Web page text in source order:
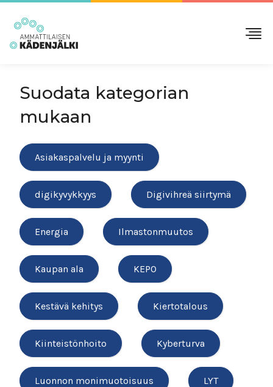
Suodata kategorian
mukaan
Asiakaspalvelu ja myynti
digikyvykkyys Digivihreä siirtymä
Energia Ilmastonmuutos
Kaupan ala KEPO
Kestävä kehitys Kiertotalous
Kiinteistönhoito Kyberturva
Luonnon monimuotoisuus LYT